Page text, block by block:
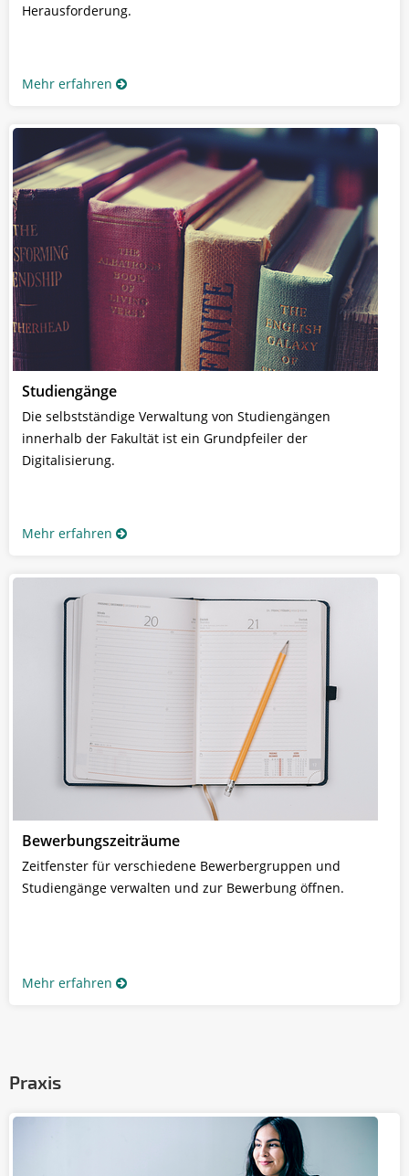
Herausforderung.
Mehr erfahren
Studiengänge
Die selbstständige Verwaltung von Studiengängen
innerhalb der Fakultät ist ein Grundpfeiler der
Digitalisierung.
Mehr erfahren
Bewerbungszeiträume
Zeitfenster für verschiedene Bewerbergruppen und
Studiengänge verwalten und zur Bewerbung öffnen.
Mehr erfahren
Praxis